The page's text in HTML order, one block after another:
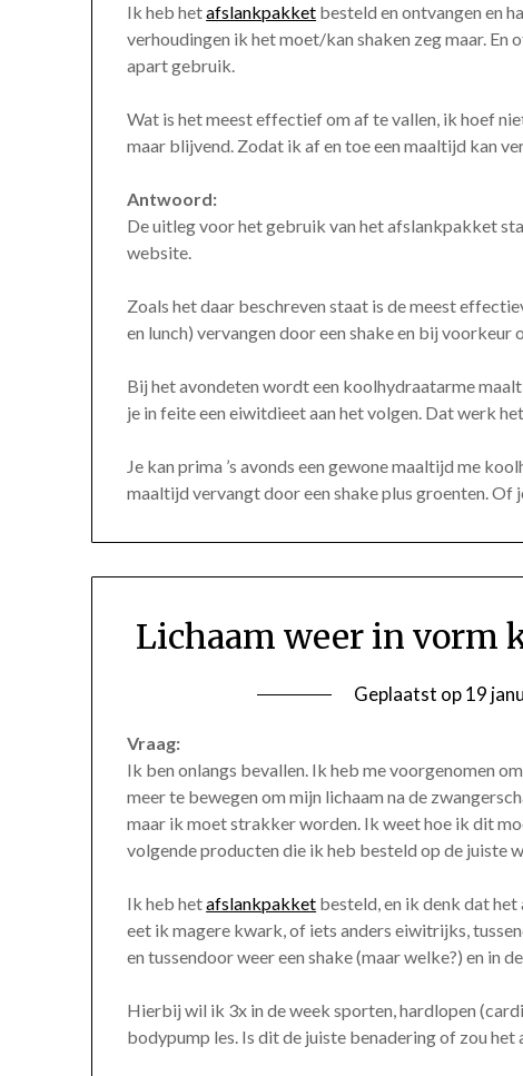
Ik heb hetafslankpakket besteld en ontvangen en
verhoudingen ik het moet/kan shaken zeg maar. En
apart gebruik.
Wat is het meest effectief om af te vallen, ik hoef
maar blijvend. Zodat ik af en toe een maaltijd kan
Antwoord:
De uitleg voor het gebruik van het afslankpakket
website.
Zoals het daar beschreven staat is de meest
en lunch) vervangen door een shake en bij voorkeur
Bij het avondeten wordt een koolhydraatarme
je in feite een eiwitdieet aan het volgen. Dat werk
Je kan prima ’s avonds een gewone maaltijd me
maaltijd vervangt door een shake plus groenten. Of
Lichaam weer in vorm
Geplaatst op19
Vraag:
Ik ben onlangs bevallen. Ik heb me voorgenomen
meer te bewegen om mijn lichaam na de
maar ik moet strakker worden. Ik weet hoe ik dit
volgende producten die ik heb besteld op de juiste
Ik heb hetafslankpakket besteld, en ik denk dat
eet ik magere kwark, of iets anders eiwitrijks,
en tussendoor weer een shake (maar welke?) en in
Hierbij wil ik 3x in de week sporten, hardlopen
bodypump les. Is dit de juiste benadering of zou het